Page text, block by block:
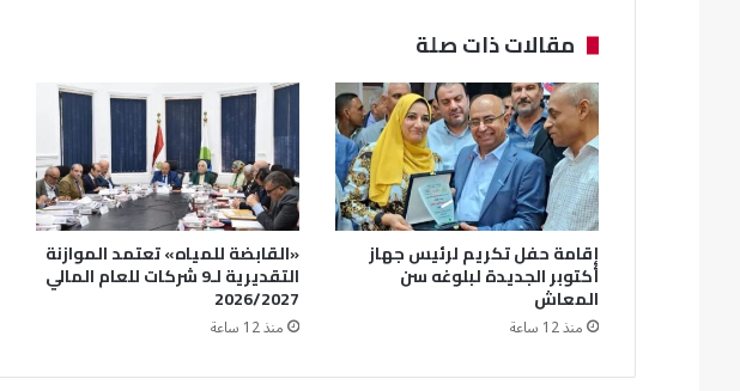
مقالات ذات صلة
إقامة حفل تكريم لرئيس جهاز
أكتوبر الجديدة لبلوغه سن
المعاش
منذ 12 ساعة
«القابضة للمياه» تعتمد الموازنة
التقديرية لـ9 شركات للعام المالي
2026/2027
منذ 12 ساعة